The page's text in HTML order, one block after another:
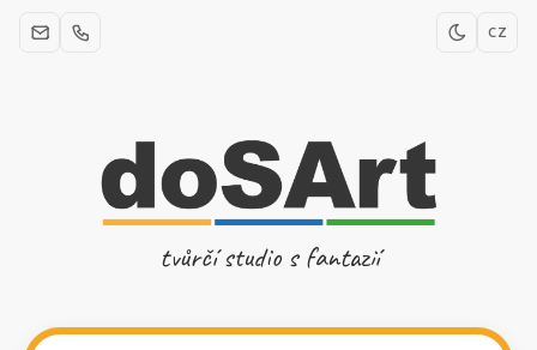
CZ
tvůrčí studio s fantazií